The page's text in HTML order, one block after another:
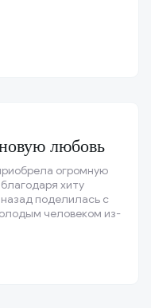
любовь
огромную
хиту
поделилась с
человеком из-